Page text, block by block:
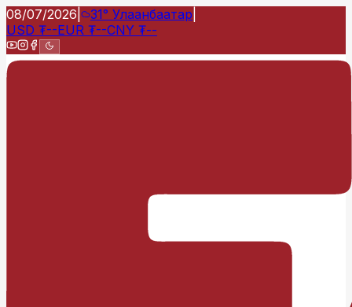
08/07/2026 31° Улаанбаатар
USD ₮--EUR ₮--CNY ₮--